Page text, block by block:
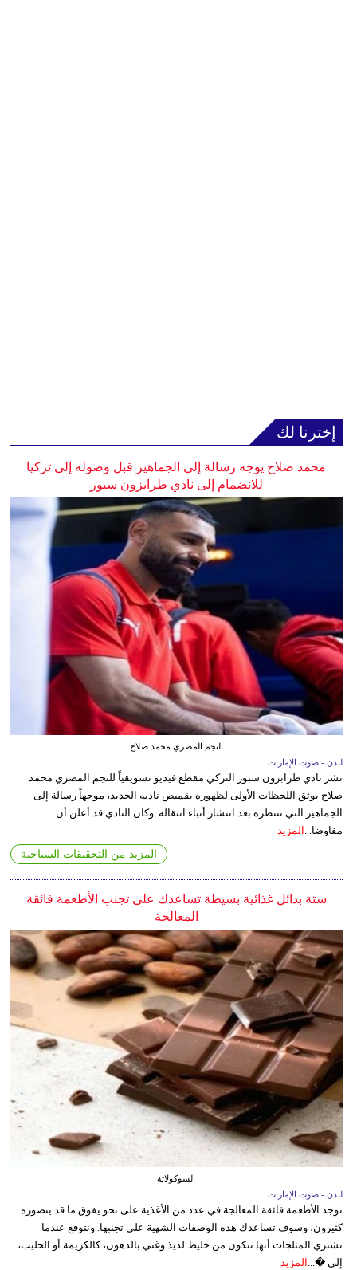
إخترنا لك
محمد صلاح يوجه رسالة إلى الجماهير قبل وصوله إلى تركيا
للانضمام إلى نادي طرابزون سبور
النجم المصري محمد صلاح
لندن - صوت الإمارات
نشر نادي طرابزون سبور التركي مقطع فيديو تشويقياً للنجم المصري محمد
صلاح يوثق اللحظات الأولى لظهوره بقميص ناديه الجديد، موجهاً رسالة إلى
الجماهير التي تنتظره بعد انتشار أنباء انتقاله. وكان النادي قد أعلن أن
مفاوضا... المزيد
المزيد من التحقيقات السياحية
ستة بدائل غذائية بسيطة تساعدك على تجنب الأطعمة فائقة
المعالجة
الشوكولاتة
لندن - صوت الإمارات
توجد الأطعمة فائقة المعالجة في عدد من الأغذية على نحو يفوق ما قد يتصوره
كثيرون، وسوف تساعدك هذه الوصفات الشهية على تجنبها. ونتوقع عندما
نشتري المثلجات أنها تتكون من خليط لذيذ وغني بالدهون، كالكريمة أو الحليب،
إلى �...
المزيد